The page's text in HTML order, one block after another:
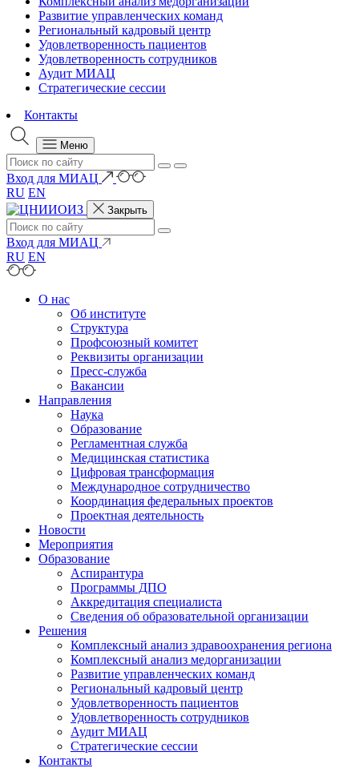
Развитие управленческих команд
Региональный кадровый центр
Удовлетворенность пациентов
Удовлетворенность сотрудников
Аудит МИАЦ
Стратегические сессии
Контакты
Меню
Вход для МИАЦ
RU EN
Закрыть
Вход для МИАЦ
RU EN
О нас
Об институте
Структура
Профсоюзный комитет
Реквизиты организации
Пресс-служба
Вакансии
Направления
Наука
Образование
Регламентная служба
Медицинская статистика
Цифровая трансформация
Международное сотрудничество
Координация федеральных проектов
Проектная деятельность
Новости
Мероприятия
Образование
Аспирантура
Программы ДПО
Аккредитация специалиста
Сведения об образовательной организации
Решения
Комплексный анализ здравоохранения региона
Комплексный анализ медорганизации
Развитие управленческих команд
Региональный кадровый центр
Удовлетворенность пациентов
Удовлетворенность сотрудников
Аудит МИАЦ
Стратегические сессии
Контакты